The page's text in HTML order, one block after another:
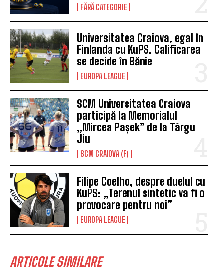
FĂRĂ CATEGORIE
Universitatea Craiova, egal în
Finlanda cu KuPS. Calificarea
se decide în Bănie
EUROPA LEAGUE
SCM Universitatea Craiova
participă la Memorialul
„Mircea Pașek” de la Târgu
Jiu
SCM CRAIOVA (F)
Filipe Coelho, despre duelul cu
KuPS: „Terenul sintetic va fi o
provocare pentru noi”
EUROPA LEAGUE
ARTICOLE SIMILARE